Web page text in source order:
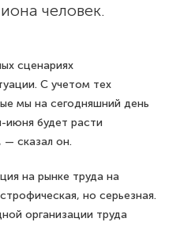
человек.
сценариях
С учетом тех
мы на сегодняшний день
июня будет расти
— сказал он.
на рынке труда на
но серьезная.
организации труда